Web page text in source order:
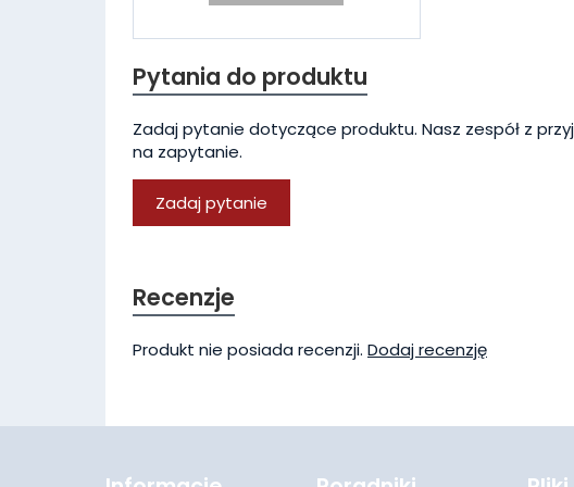
Pytania do produktu
Zadaj pytanie dotyczące produktu. Nasz zespół z
na zapytanie.
Zadaj pytanie
Recenzje
Produkt nie posiada recenzji. Dodaj recenzję